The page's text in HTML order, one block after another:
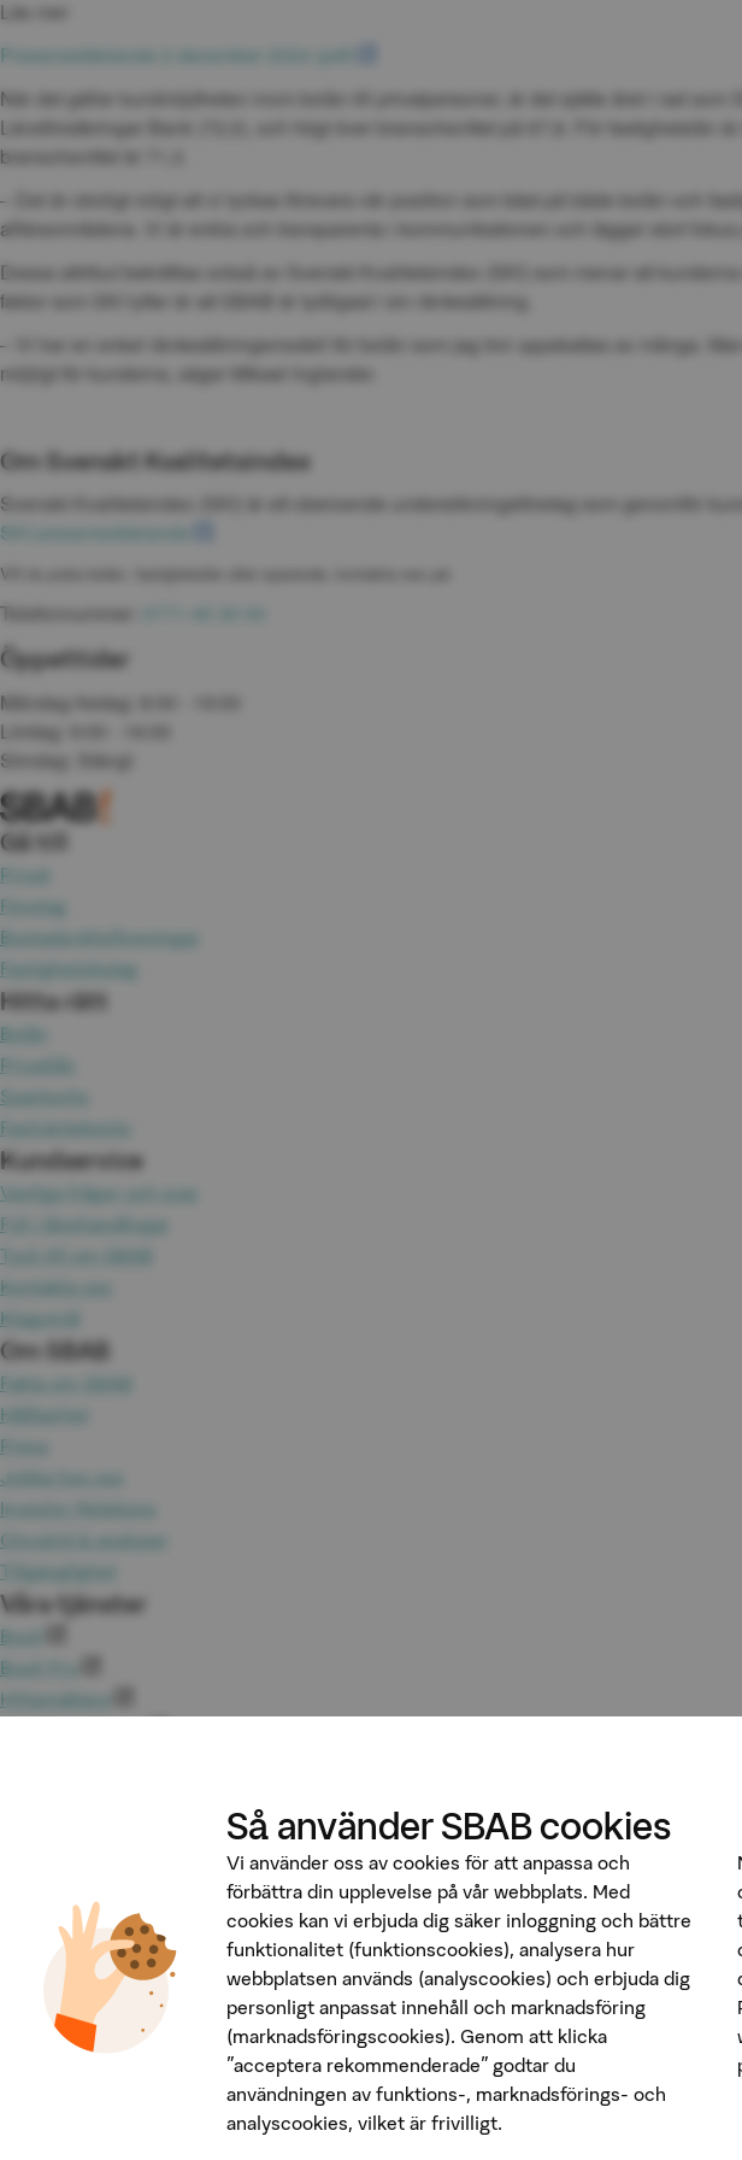
Läs mer
Pressmeddelande 2 december 2024 (pdf)
När det gäller kundnöjdheten inom bolån till privatpersoner, är det sjätte året i rad
Länsförsäkringar Bank (72,0), och högt över branschsnittet på 67,8. För fastighetslån
branschsnittet är 71,3.
– Det är otroligt roligt att vi lyckas försvara vår position som bäst på både bolån och
affärsområdena. Vi är enkla och transparenta i kommunikationen och lägger stort
Dessa attribut bekräftas också av Svenskt Kvalitetsindex (SKI) som menar att
faktor som SKI lyfter är att SBAB är tydligast i sin räntesättning.
– Vi har en enkel räntesättningsmodell för bolån som jag tror uppskattas av många.
möjligt för kunderna, säger Mikael Inglander.
Om Svenskt Kvalitetsindex
Svenskt Kvalitetsindex (SKI) är ett oberoende undersökningsföretag som genomför
SKI pressmeddelande
Vill du prata bolån, fastighetslån eller sparande, kontakta oss på:
Telefonnummer:
Öppettider
Måndag-fredag: 8:00 - 19:00
Lördag: 9:00 - 16:00
Söndag: Stängt
Gå till
Privat
Företag
Bostadsrättsföreningar
Fastighetsbolag
Hitta rätt
Bolån
Privatlån
Sparkonto
Fasträntekonto
Kundservice
Vanliga frågor och svar
Fyll i lånehandlingar
Tyck till om SBAB
Kontakta oss
Klagomål
Om SBAB
Fakta om SBAB
Hållbarhet
Press
Jobba hos oss
Investor Relations
Omvärld & analyser
Tillgänglighet
Våra tjänster
Booli
Booli Pro
Hittamäklare
Penningtvätt
Insättningsgarantin
Behandling av personuppgifter
Så använder SBAB cookies
Vi använder oss av cookies för att anpassa och
förbättra din upplevelse på vår webbplats. Med
cookies kan vi erbjuda dig säker inloggning och bättre
funktionalitet (funktionscookies), analysera hur
webbplatsen används (analyscookies) och erbjuda dig
personligt anpassat innehåll och marknadsföring
(marknadsföringscookies). Genom att klicka
"acceptera rekommenderade" godtar du
användningen av funktions-, marknadsförings- och
analyscookies, vilket är frivilligt.